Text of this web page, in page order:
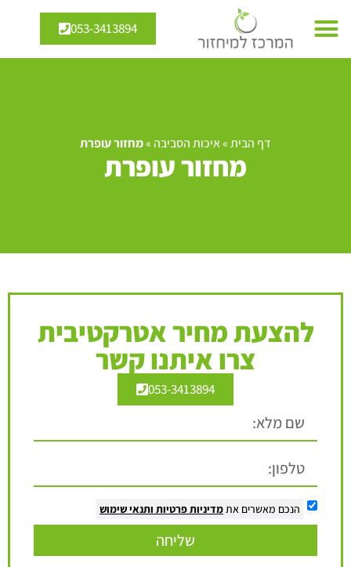
053-3413894
דף הבית»איכות הסביבה »מחזור עופרת
מחזור עופרת
להצעת מחיר אטרקטיבית
צרו איתנו קשר
053-3413894
הנכם מאשרים את מדיניות פרטיות ותנאי שימוש
שליחה